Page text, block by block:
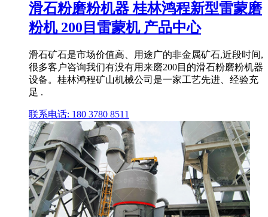
滑石粉磨粉机器 桂林鸿程新型雷蒙磨
粉机 200目雷蒙机 产品中心
滑石矿石是市场价值高、用途广的非金属矿石,近段时间,
很多客户咨询我们有没有用来磨200目的滑石粉磨粉机器
设备。桂林鸿程矿山机械公司是一家工艺先进、经验充
足 .
联系电话: 180 3780 8511